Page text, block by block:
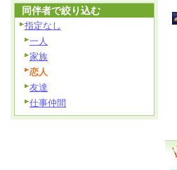
同伴者で絞り込む
指定なし
一人
家族
恋人
友達
仕事仲間